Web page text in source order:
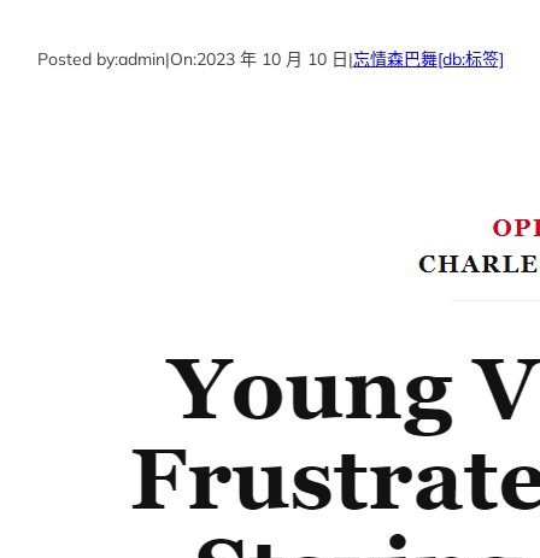
Posted by:admin|On:2023 年 10 月 10 日|忘情森巴舞[db:标签]